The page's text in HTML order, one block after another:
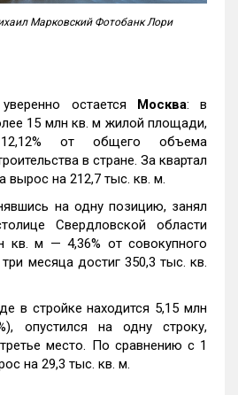
Марковский Фотобанк Лори
остается Москва: в
15 млн кв. м жилой площади,
от общего объема
в стране. За квартал
вырос на 212,7 тыс. кв. м.
на одну позицию, занял
Свердловской области
кв. м — 4,36% от совокупного
месяца достиг 350,3 тыс. кв.
в стройке находится 5,15 млн
опустился на одну строку,
место. По сравнению с 1
на 29,3 тыс. кв. м.